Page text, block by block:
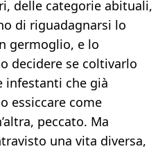
delle categorie abituali,
di riguadagnarsi lo
germoglio, e lo
decidere se coltivarlo
infestanti che già
essiccare come
peccato. Ma
una vita diversa,